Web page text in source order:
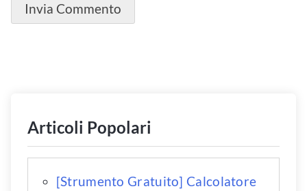
Articoli Popolari
[Strumento Gratuito] Calcolatore